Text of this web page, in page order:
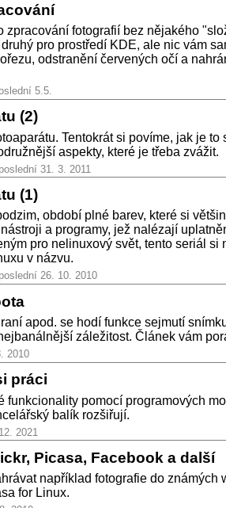
fotografií bez nějakého
pro prostředí KDE, ale nic vám
odstranění červených očí a
5.5.
(2)
Tentokrát si povíme, jak je
aspekty, které je třeba zvážit.
poslední 31. 3. 2011
(1)
období plné barev, které si
a programy, jež nalézají
pro nelinuxový svět, tento seriál si
v názvu.
26. 10. 2010
apod. se hodí funkce sejmutí
záležitost. Článek vám
2010
práci
pomocí programových
balík rozšiřují.
2021
Picasa, Facebook a další
například fotografie do známých
for Linux.